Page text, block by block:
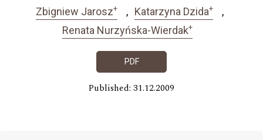
Zbigniew Jarosz+ Katarzyna Dzida+
Renata Nurzyńska-Wierdak+
PDF
Published: 31.12.2009